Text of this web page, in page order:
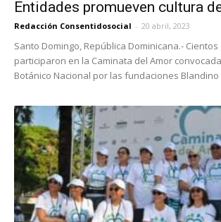
Entidades promueven cultura
Redacción Consentidosocial - 20 abril, 2023
Santo Domingo, República Dominicana.-
participaron en la Caminata del Amor
Botánico Nacional por las fundaciones Blandino